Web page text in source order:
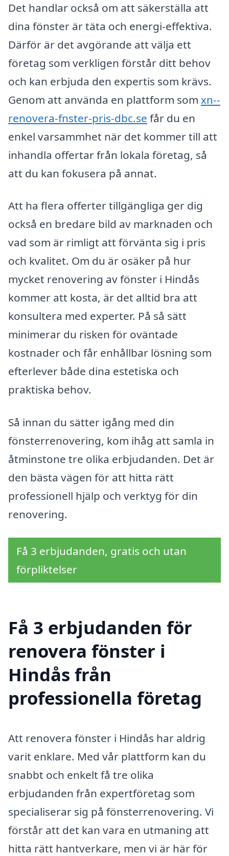
Det handlar också om att säkerställa att
dina fönster är täta och energi-effektiva.
Därför är det avgörande att välja ett
företag som verkligen förstår ditt behov
och kan erbjuda den expertis som krävs.
Genom att använda en plattform som xn--
renovera-fnster-pris-dbc.se får du en
enkel varsammhet när det kommer till att
inhandla offertar från lokala företag, så
att du kan fokusera på annat.
Att ha flera offerter tillgängliga ger dig
också en bredare bild av marknaden och
vad som är rimligt att förvänta sig i pris
och kvalitet. Om du är osäker på hur
mycket renovering av fönster i Hindås
kommer att kosta, är det alltid bra att
konsultera med experter. På så sätt
minimerar du risken för oväntade
kostnader och får enhållbar lösning som
efterlever både dina estetiska och
praktiska behov.
Så innan du sätter igång med din
fönsterrenovering, kom ihåg att samla in
åtminstone tre olika erbjudanden. Det är
den bästa vägen för att hitta rätt
professionell hjälp och verktyg för din
renovering.
Få 3 erbjudanden, gratis och utan
förpliktelser
Få 3 erbjudanden för
renovera fönster i
Hindås från
professionella företag
Att renovera fönster i Hindås har aldrig
varit enklare. Med vår plattform kan du
snabbt och enkelt få tre olika
erbjudanden från expertföretag som
specialiserar sig på fönsterrenovering. Vi
förstår att det kan vara en utmaning att
hitta rätt hantverkare, men vi är här för